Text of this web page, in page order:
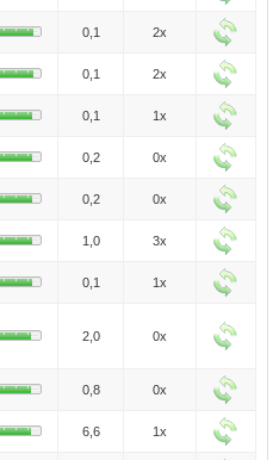
0,1 2x
0,1 2x
0,1 1x
0,2 0x
0,2 0x
1,0 3x
0,1 1x
2,0 0x
0,8 0x
6,6 1x